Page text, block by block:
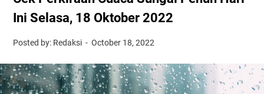
Ini Selasa, 18 Oktober 2022
Posted by: Redaksi October 18, 2022